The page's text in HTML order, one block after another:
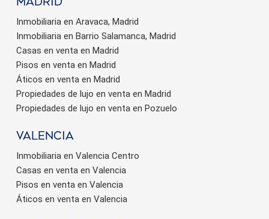
Inmobiliaria en Aravaca, Madrid
Inmobiliaria en Barrio Salamanca, Madrid
Casas en venta en Madrid
Pisos en venta en Madrid
Áticos en venta en Madrid
Propiedades de lujo en venta en Madrid
Propiedades de lujo en venta en Pozuelo
valencia
Inmobiliaria en Valencia Centro
Casas en venta en Valencia
Pisos en venta en Valencia
Áticos en venta en Valencia